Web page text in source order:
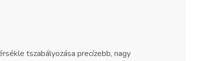
tszabályozása precízebb, nagy